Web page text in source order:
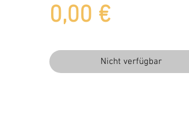
0,00 €Preis
Nicht verfügbar